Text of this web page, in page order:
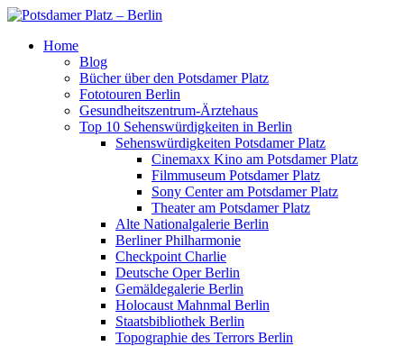
Home
Blog
Bücher über den Potsdamer Platz
Fototouren Berlin
Gesundheitszentrum-Ärztehaus
Top 10 Sehenswürdigkeiten in Berlin
Sehenswürdigkeiten Potsdamer Platz
Cinemaxx Kino am Potsdamer Platz
Filmmuseum Potsdamer Platz
Sony Center am Potsdamer Platz
Theater am Potsdamer Platz
Alte Nationalgalerie Berlin
Berliner Philharmonie
Checkpoint Charlie
Deutsche Oper Berlin
Gemäldegalerie Berlin
Holocaust Mahnmal Berlin
Staatsbibliothek Berlin
Topographie des Terrors Berlin